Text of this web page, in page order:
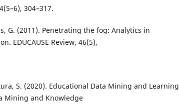
304–317.
G. (2011). Penetrating the fog: Analytics in
EDUCAUSE Review, 46(5),
S. (2020). Educational Data Mining and Learning
Mining and Knowledge